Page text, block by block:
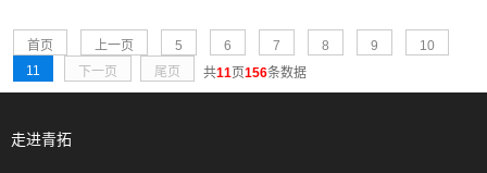
首页 上一页 5 6 7 8 9
10
11
下一页 尾页 共11页156条数据
走进青拓